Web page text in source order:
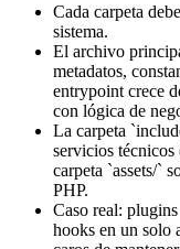
Cada carpeta
sistema.
El archivo
metadatos,
entrypoint crece
con lógica de
La carpeta
servicios técnicos
carpeta `assets/`
PHP.
Caso real:
hooks en un solo